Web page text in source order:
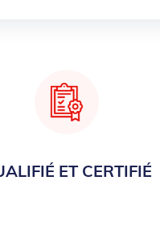
ET CERTIFIÉ